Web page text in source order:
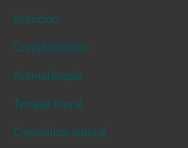
Nutricion
Complementos
Aromaterapia
Terapia Floral
Cosmética natural